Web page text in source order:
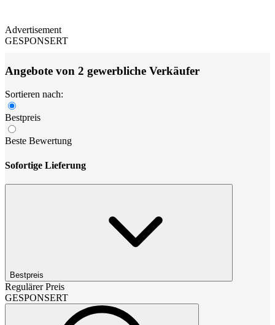
Advertisement
GESPONSERT
Angebote von 2 gewerbliche Verkäufer
Sortieren nach:
Bestpreis
Beste Bewertung
Sofortige Lieferung
Bestpreis
Regulärer Preis
GESPONSERT